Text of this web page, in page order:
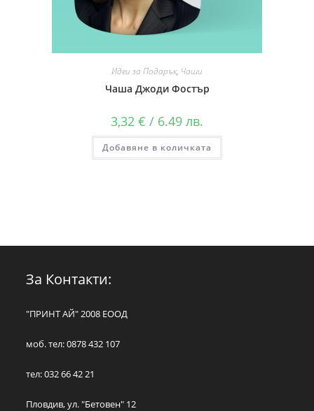
Идеи за Подарък, Чаши
Чаша Джоди Фостър
3,32 € / 6.49 лв.
Добавяне в количката
За Контакти:
"ПРИНТ АЙ" 2008 ЕООД
моб. тел: 0878 432 107
тел: 032 66 42 21
Пловдив, ул. "Бетовен" 12